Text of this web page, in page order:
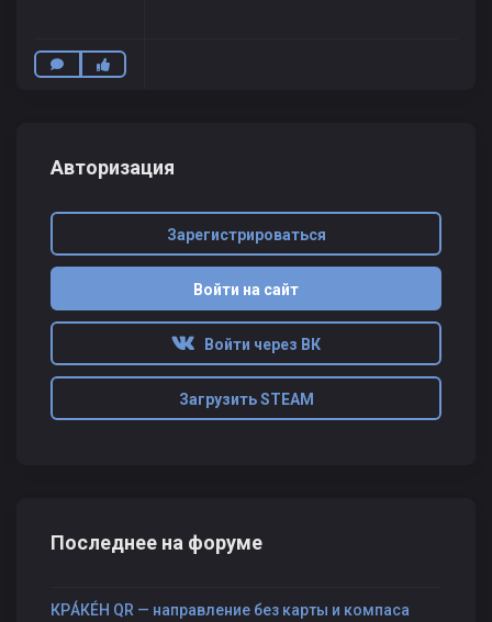
Авторизация
Зарегистрироваться
Войти на сайт
Войти через ВК
Загрузить STEAM
Последнее на форуме
КРÁКÉН QR — направление без карты и компаса